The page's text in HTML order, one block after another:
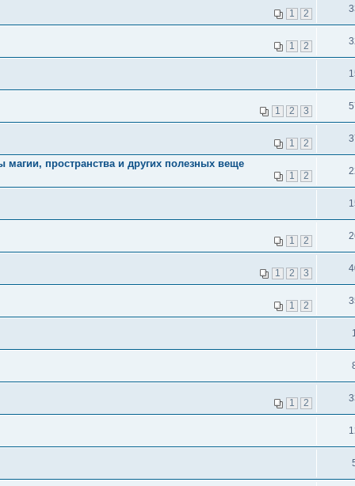
1 2
1 2
1 2 3
1 2
пространства и других полезных веще
1 2
1 2
1 2 3
1 2
1
1 2